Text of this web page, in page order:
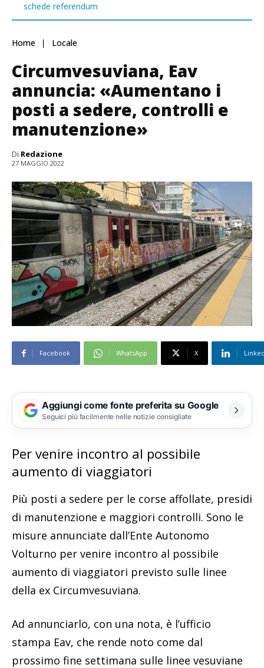
schede referendum
Home Locale
Circumvesuviana, Eav
annuncia: «Aumentano i
posti a sedere, controlli e
manutenzione»
Di Redazione
27 MAGGIO 2022
Facebook WhatsApp X
Aggiungi come fonte preferita su Google
Seguici più facilmente nelle notizie consigliate
Per venire incontro al possibile
aumento di viaggiatori
Più posti a sedere per le corse affollate, presidi
di manutenzione e maggiori controlli. Sono le
misure annunciate dall’Ente Autonomo
Volturno per venire incontro al possibile
aumento di viaggiatori previsto sulle linee
della ex Circumvesuviana.
Ad annunciarlo, con una nota, è l’ufficio
stampa Eav, che rende noto come dal
prossimo fine settimana sulle linee vesuviane